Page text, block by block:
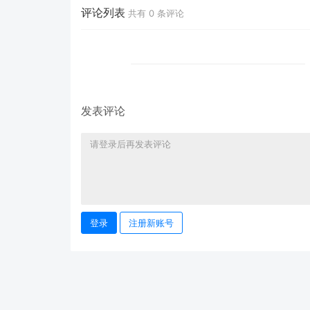
评论列表 共有 0 条评论
发表评论
登录 注册新账号